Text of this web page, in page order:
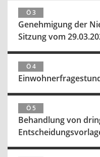
Ö 3
Genehmigung der
Sitzung vom
Ö 4
Ö 5
Behandlung von